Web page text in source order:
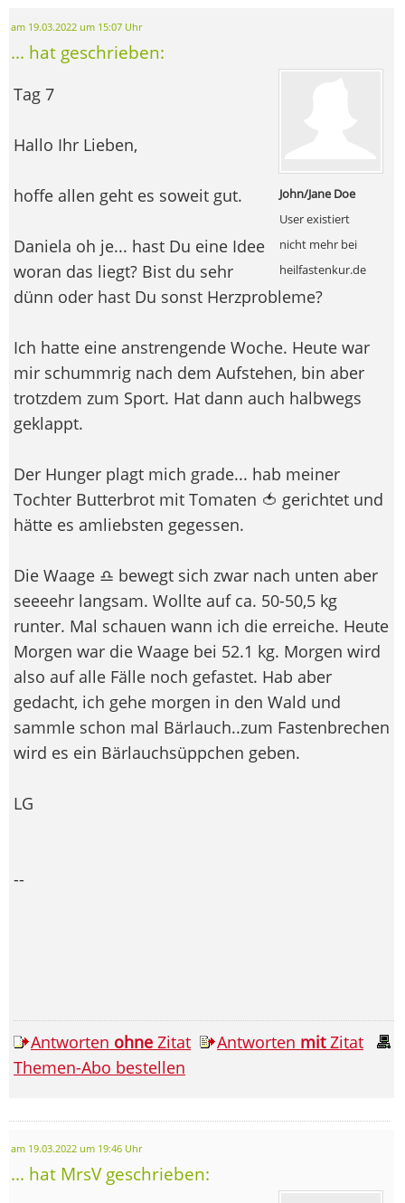
am 19.03.2022 um 15:07 Uhr
... hat geschrieben:
John/Jane Doe
User existiert
nicht mehr bei
heilfastenkur.de
Tag 7
Hallo Ihr Lieben,
hoffe allen geht es soweit gut.
Daniela oh je... hast Du eine Idee
woran das liegt? Bist du sehr
dünn oder hast Du sonst Herzprobleme?
Ich hatte eine anstrengende Woche. Heute war
mir schummrig nach dem Aufstehen, bin aber
trotzdem zum Sport. Hat dann auch halbwegs
geklappt.
Der Hunger plagt mich grade... hab meiner
Tochter Butterbrot mit Tomaten 🍅 gerichtet und
hätte es amliebsten gegessen.
Die Waage ♎ bewegt sich zwar nach unten aber
seeeehr langsam. Wollte auf ca. 50-50,5 kg
runter. Mal schauen wann ich die erreiche. Heute
Morgen war die Waage bei 52.1 kg. Morgen wird
also auf alle Fälle noch gefastet. Hab aber
gedacht, ich gehe morgen in den Wald und
sammle schon mal Bärlauch..zum Fastenbrechen
wird es ein Bärlauchsüppchen geben.
LG
--
Antworten ohne Zitat Antworten mitZitat
Themen-Abo bestellen
am 19.03.2022 um 19:46 Uhr
... hat MrsV geschrieben: